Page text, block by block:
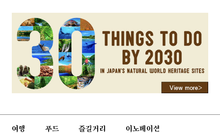
여행 푸드 즐길거리 이노베이션